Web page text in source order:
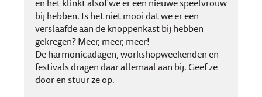
bij hebben. Is het niet mooi dat we er een
verslaafde aan de knoppenkast bij hebben
gekregen? Meer, meer, meer!
De harmonicadagen, workshopweekenden en
festivals dragen daar allemaal aan bij. Geef ze
door en stuur ze op.